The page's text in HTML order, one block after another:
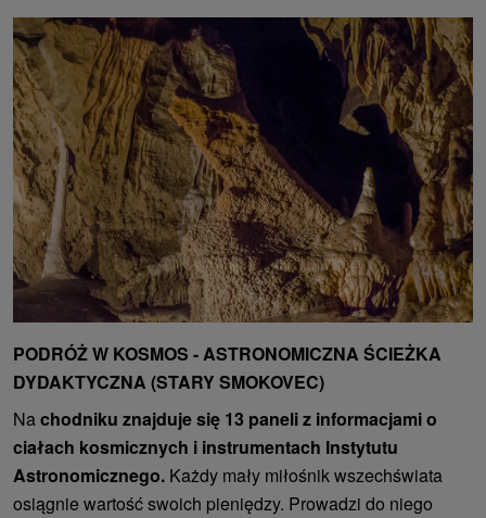
PODRÓŻ W KOSMOS - ASTRONOMICZNA ŚCIEŻKA
DYDAKTYCZNA (STARY SMOKOVEC)
Nachodniku znajduje się 13 paneli z informacjami o
ciałach kosmicznych i instrumentach Instytutu
Astronomicznego. Każdy mały miłośnik wszechświata
osiągnie wartość swoich pieniędzy. Prowadzi do niego